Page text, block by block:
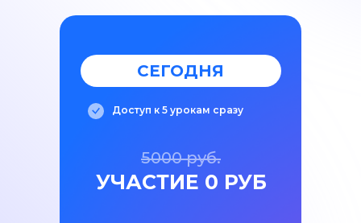
5000 руб.
УЧАСТИЕ 0 РУБ
Доступ к 5 урокам сразу
СЕГОДНЯ